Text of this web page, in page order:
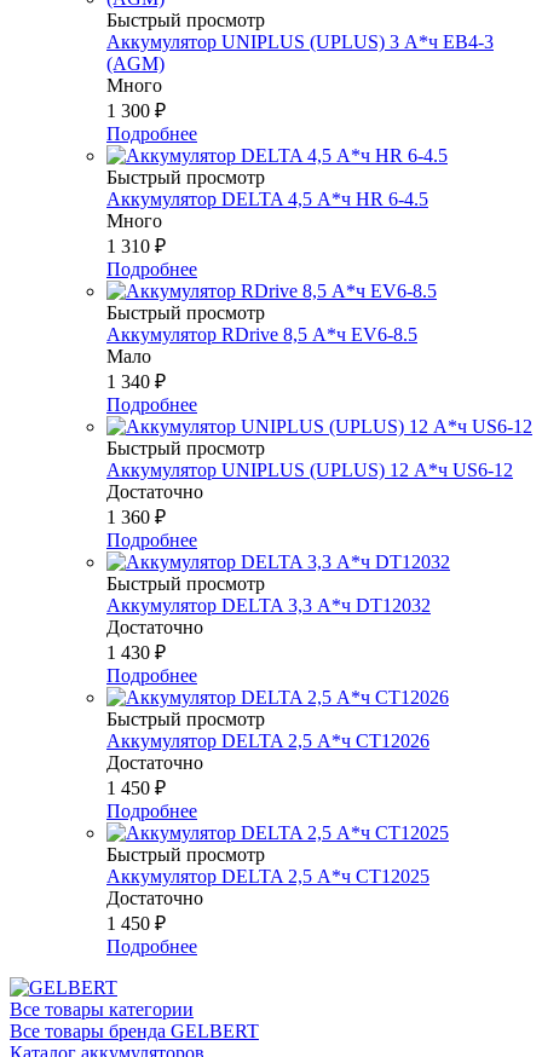
Быстрый просмотр
Аккумулятор UNIPLUS (UPLUS) 3 А*ч EB4-3
(AGM)
Много
1 300 ₽
Подробнее
Быстрый просмотр
Аккумулятор DELTA 4,5 А*ч HR 6-4.5
Много
1 310 ₽
Подробнее
Быстрый просмотр
Аккумулятор RDrive 8,5 А*ч EV6-8.5
Мало
1 340 ₽
Подробнее
Быстрый просмотр
Аккумулятор UNIPLUS (UPLUS) 12 А*ч US6-12
Достаточно
1 360 ₽
Подробнее
Быстрый просмотр
Аккумулятор DELTA 3,3 А*ч DT12032
Достаточно
1 430 ₽
Подробнее
Быстрый просмотр
Аккумулятор DELTA 2,5 А*ч CT12026
Достаточно
1 450 ₽
Подробнее
Быстрый просмотр
Аккумулятор DELTA 2,5 А*ч СТ12025
Достаточно
1 450 ₽
Подробнее
Все товары категории
Все товары бренда GELBERT
Каталог аккумуляторов